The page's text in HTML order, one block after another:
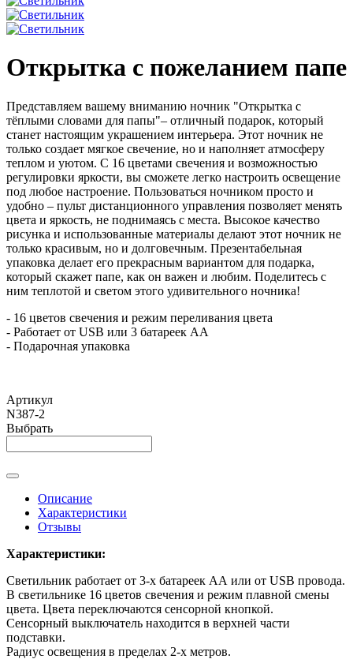
Открытка с пожеланием папе
Представляем вашему вниманию ночник "Открытка с
тёплыми словами для папы"– отличный подарок, который
станет настоящим украшением интерьера. Этот ночник не
только создает мягкое свечение, но и наполняет атмосферу
теплом и уютом. С 16 цветами свечения и возможностью
регулировки яркости, вы сможете легко настроить освещение
под любое настроение. Пользоваться ночником просто и
удобно – пульт дистанционного управления позволяет менять
цвета и яркость, не поднимаясь с места. Высокое качество
рисунка и использованные материалы делают этот ночник не
только красивым, но и долговечным. Презентабельная
упаковка делает его прекрасным вариантом для подарка,
который скажет папе, как он важен и любим. Поделитесь с
ним теплотой и светом этого удивительного ночника!
- 16 цветов свечения и режим переливания цвета
- Работает от USB или 3 батареек АА
- Подарочная упаковка
Артикул
N387-2
Выбрать
Описание
Характеристики
Отзывы
Характеристики:
Светильник работает от 3-х батареек АА или от USB провода.
В светильнике 16 цветов свечения и режим плавной смены
цвета. Цвета переключаются сенсорной кнопкой.
Сенсорный выключатель находится в верхней части
подставки.
Радиус освещения в пределах 2-х метров.